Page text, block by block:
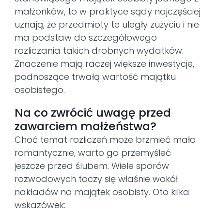
małżonków, to w praktyce sądy najczęściej
uznają, że przedmioty te uległy zużyciu i nie
ma podstaw do szczegółowego
rozliczania takich drobnych wydatków.
Znaczenie mają raczej większe inwestycje,
podnoszące trwałą wartość majątku
osobistego.
Na co zwrócić uwagę przed
zawarciem małżeństwa?
Choć temat rozliczeń może brzmieć mało
romantycznie, warto go przemyśleć
jeszcze przed ślubem. Wiele sporów
rozwodowych toczy się właśnie wokół
nakładów na majątek osobisty. Oto kilka
wskazówek: